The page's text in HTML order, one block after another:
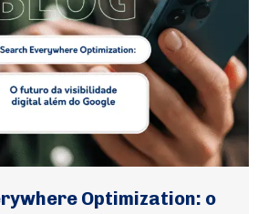
Optimization: o